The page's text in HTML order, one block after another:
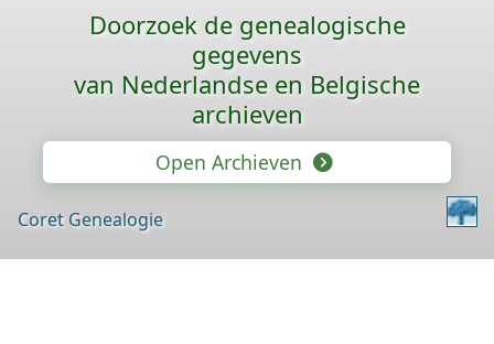
Doorzoek de genealogische
gegevens
van Nederlandse en Belgische
archieven
Open Archieven
Coret Genealogie